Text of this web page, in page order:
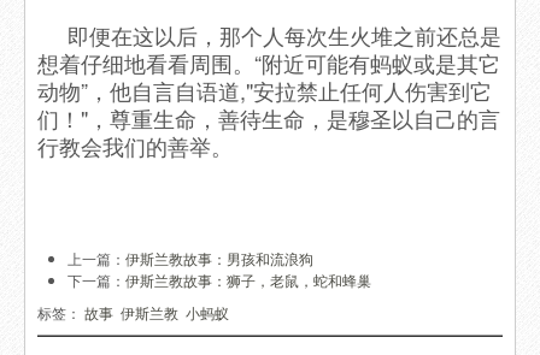
即便在这以后，那个人每次生火堆之前还总是
想着仔细地看看周围。“附近可能有蚂蚁或是其它
动物”，他自言自语道,"安拉禁止任何人伤害到它
们！"，尊重生命，善待生命，是穆圣以自己的言
行教会我们的善举。
上一篇： 伊斯兰教故事：男孩和流浪狗
下一篇： 伊斯兰教故事：狮子，老鼠，蛇和蜂巢
标签： 故事 伊斯兰教 小蚂蚁